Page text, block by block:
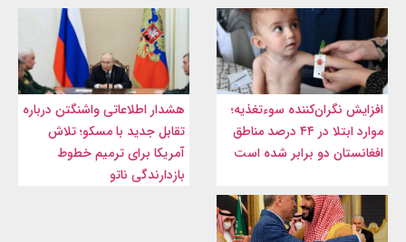
افزایش نگران‌کننده سوءتغذیه؛
موارد ابتلا در ۴۴ درصد مناطق
افغانستان دو برابر شده است
هشدار اطلاعاتی واشنگتن درباره
تقابل جدید با مسکو؛ تلاش
آمریکا برای ترمیم خطوط
بازدارندگی ناتو